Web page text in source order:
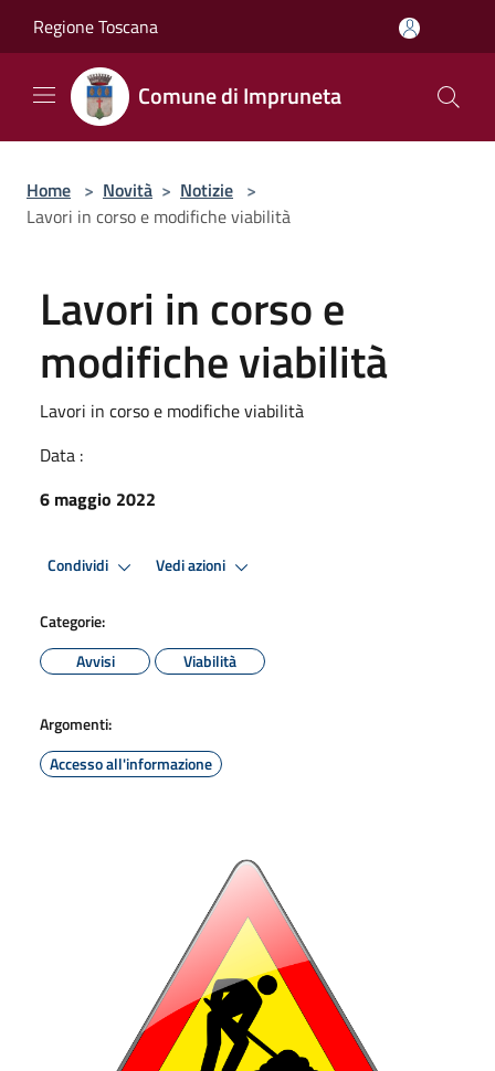
Regione Toscana
Comune di Impruneta
Home > Novità > Notizie >
Lavori in corso e modifiche viabilità
Lavori in corso e
modifiche viabilità
Lavori in corso e modifiche viabilità
Data :
6 maggio 2022
Condividi Vedi azioni
Categorie:
Avvisi
Viabilità
Argomenti:
Accesso all'informazione